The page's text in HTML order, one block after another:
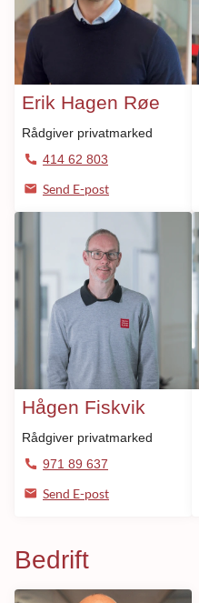
Erik Hagen Røe
Rådgiver privatmarked
414 62 803
Send E-post
Hågen Fiskvik
Rådgiver privatmarked
971 89 637
Send E-post
Bedrift